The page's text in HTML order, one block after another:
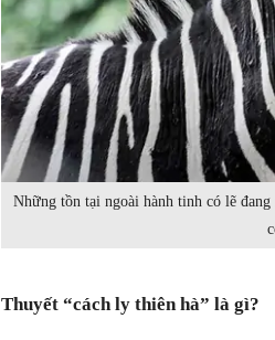
Những tồn tại ngoài hành tinh có lẽ
Thuyết “cách ly thiên hà” là gì?